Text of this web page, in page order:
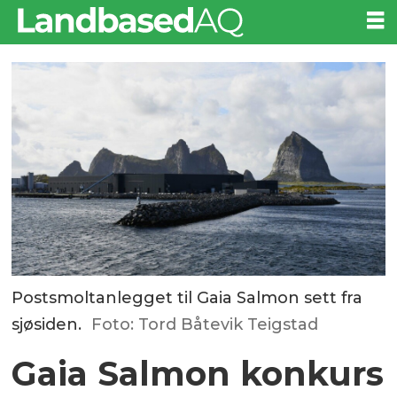
Postsmoltanlegget til Gaia Salmon sett fra
sjøsiden. Foto: Tord Båtevik Teigstad
Gaia Salmon konkurs